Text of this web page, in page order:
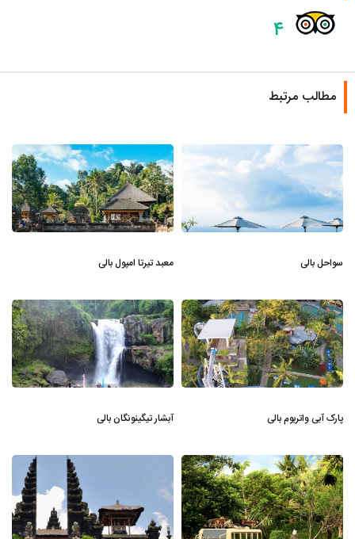
۴
مطالب مرتبط
سواحل بالی معبد تیرتا امپول بالی
پارک آبی واتربوم بالی آبشار تیگینونگان بالی